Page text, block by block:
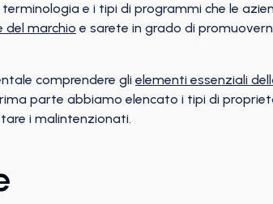
e i tipi di programmi che le
del marchio e sarete in grado di
comprendere gli elementi essenziali
parte abbiamo elencato i tipi di
i malintenzionati.